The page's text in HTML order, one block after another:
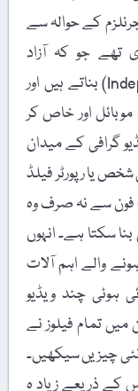
کے حوالہ سے
جو کہ آزاد
ڈاکومینٹری (Independent Documentary) بناتے ہیں اور
اور خاص کر
گرافی کے میدان
یا رپورٹر فیلڈ
سے نہ صرف وہ
سکتا ہے۔ انہوں
والے اہم آلات
ہوئی چند ویڈیو
تمام فیلوز نے
چیزیں سیکھیں۔
کے ذریعے زیاد ہ